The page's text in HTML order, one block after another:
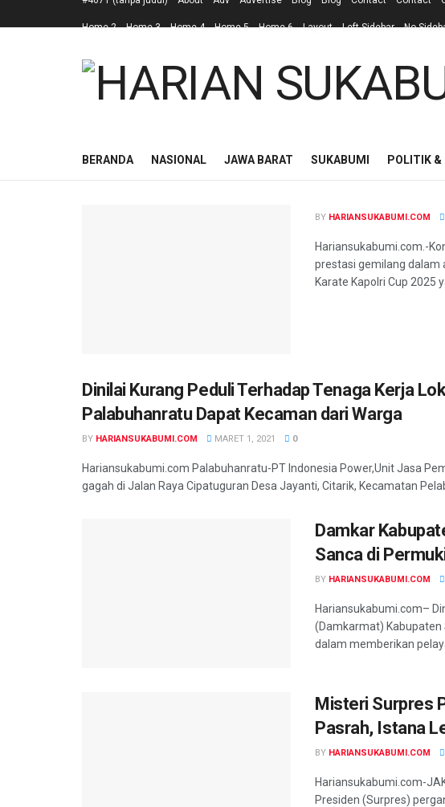
Home 2 Home 3 Home 4 Home 5 Home 6 Layout Left Sidebar No
BERANDA NASIONAL JAWA BARAT SUKABUMI POLITIK &
BY HARIANSUKABUMI.COM
Hariansukabumi.com.-
prestasi gemilang dalam
Karate Kapolri Cup 2025
Dinilai Kurang Peduli Terhadap Tenaga Kerja
Palabuhanratu Dapat Kecaman dari Warga
BY HARIANSUKABUMI.COM MARET 1, 2021 0
Hariansukabumi.com Palabuhanratu-PT Indonesia Power,Unit Jasa
gagah di Jalan Raya Cipatuguran Desa Jayanti, Citarik, Kecamatan
Damkar
Sanca di
BY HARIANSUKABUMI.COM
Hariansukabumi.com–
(Damkarmat)
dalam memberikan
Misteri Surpres
Pasrah, Istana
BY HARIANSUKABUMI.COM
Hariansukabumi.com-
Presiden (Surpres)